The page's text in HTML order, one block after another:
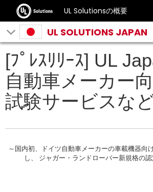
UL Solutionsの概要
UL SOLUTIONS JAPAN
[ﾌﾟﾚｽﾘﾘｰｽ] UL
自動車メーカー
試験サービスな
～国内初、ドイツ自動車メーカーの車載機器向
し、 ジャガー・ランドローバー新規格の